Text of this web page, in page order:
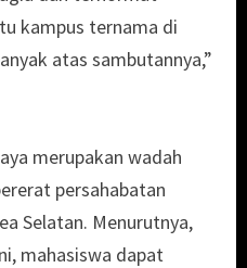
kampus ternama di
atas sambutannya,”
merupakan wadah
persahabatan
Selatan. Menurutnya,
mahasiswa dapat